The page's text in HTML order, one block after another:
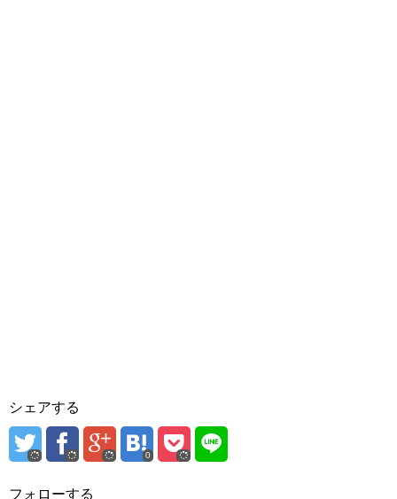
シェアする
0
フォローする